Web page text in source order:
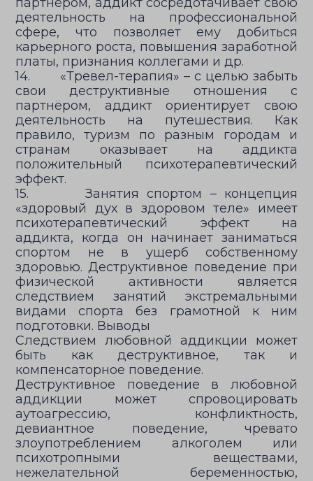
деятельность на профессиональной
сфере, что позволяет ему добиться
карьерного роста, повышения заработной
платы, признания коллегами и др.
14. «Тревел-терапия» – с целью забыть
свои деструктивные отношения с
партнёром, аддикт ориентирует свою
деятельность на путешествия. Как
правило, туризм по разным городам и
странам оказывает на аддикта
положительный психотерапевтический
эффект.
15. Занятия спортом – концепция
«здоровый дух в здоровом теле» имеет
психотерапевтический эффект на
аддикта, когда он начинает заниматься
спортом не в ущерб собственному
здоровью. Деструктивное поведение при
физической активности является
следствием занятий экстремальными
видами спорта без грамотной к ним
подготовки. Выводы
Следствием любовной аддикции может
быть как деструктивное, так и
компенсаторное поведение.
Деструктивное поведение в любовной
аддикции может спровоцировать
аутоагрессию, конфликтность,
девиантное поведение, чревато
злоупотреблением алкоголем или
психотропными веществами,
нежелательной беременностью,